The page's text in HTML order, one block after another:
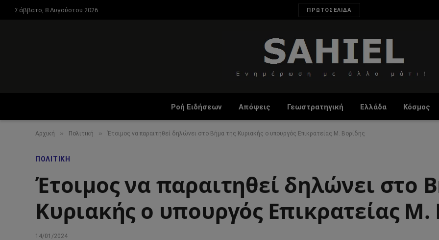
Σάββατο, 8 Αυγούστου 2026 ΠΡΩΤΟΣΕΛΙΔΑ
Ροή Ειδήσεων Απόψεις Γεωστρατηγική Ελλάδα Κόσμος
Αρχική » Πολιτική » Έτοιμος να παραιτηθεί δηλώνει στο Βήμα της Κυριακής ο υπουργός Επικρατείας Μ. Βορίδης
ΠΟΛΙΤΙΚΉ
Έτοιμος να παραιτηθεί δηλώνει στο
Κυριακής ο υπουργός Επικρατείας Μ.
14/01/2024